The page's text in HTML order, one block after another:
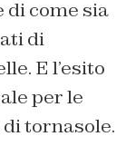
come sia
di
E l’esito
per le
tornasole.